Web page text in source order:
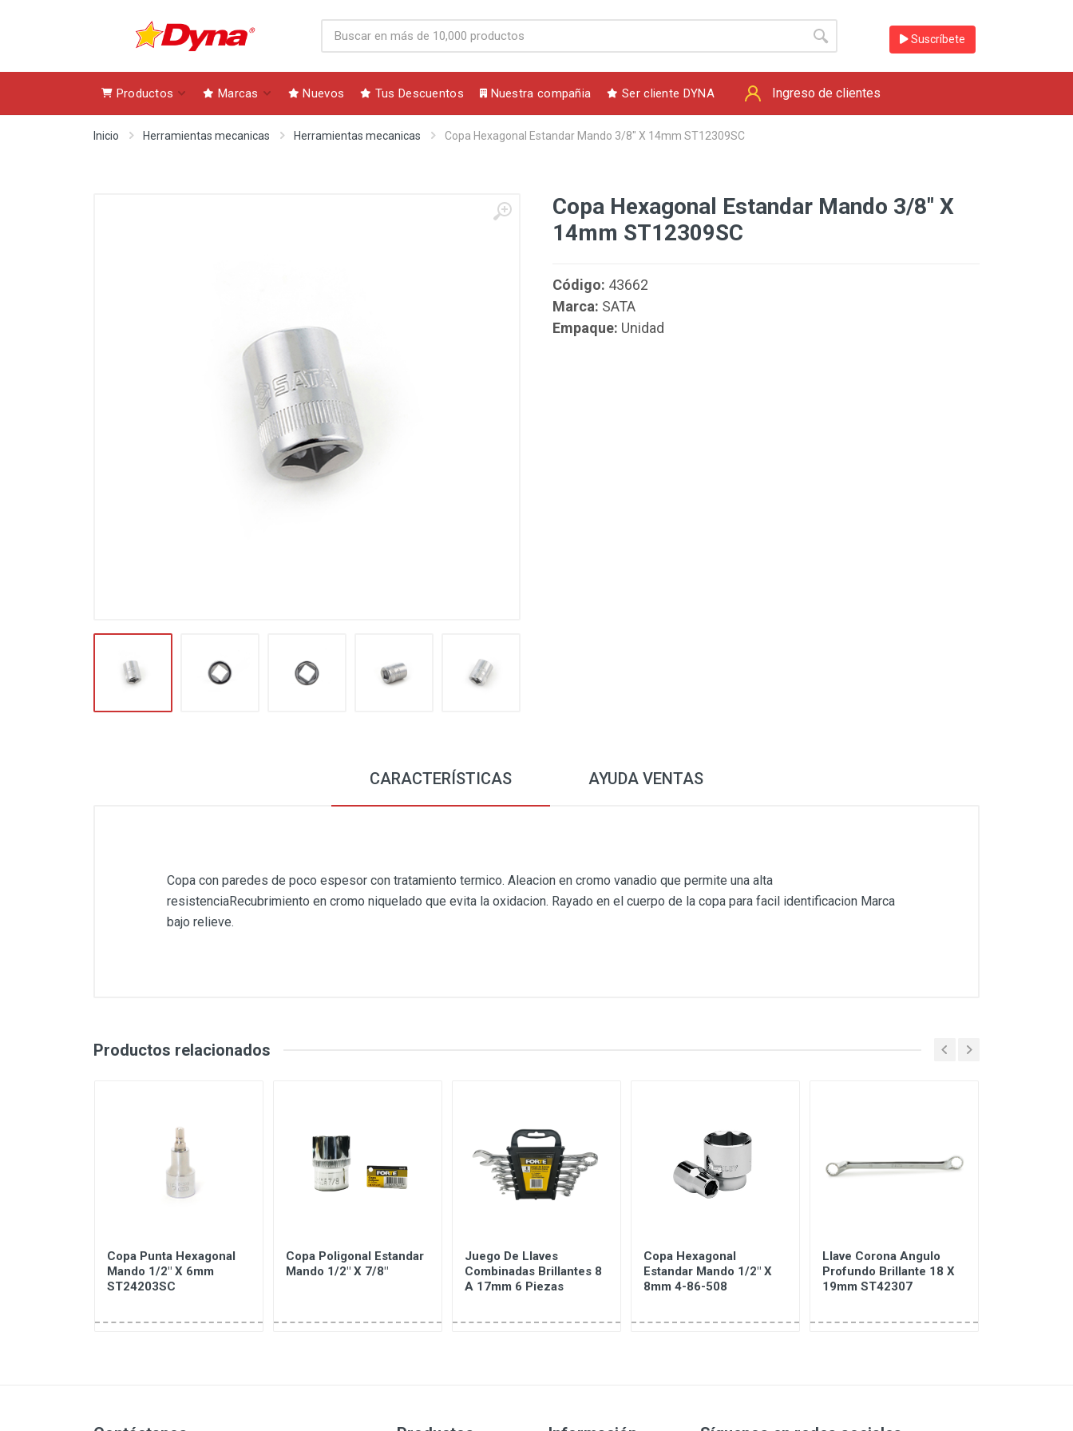
Suscríbete
Productos Marcas Nuevos Tus Descuentos Nuestra compañia Ser cliente DYNA Ingreso de clientes
Inicio Herramientas mecanicas Herramientas mecanicas Copa Hexagonal Estandar Mando 3/8" X 14mm ST12309SC
Copa Hexagonal Estandar Mando 3/8" X
14mm ST12309SC
Código: 43662
Marca: SATA
Empaque: Unidad
CARACTERÍSTICAS AYUDA VENTAS
Copa con paredes de poco espesor con tratamiento termico. Aleacion en cromo vanadio que permite una alta
resistenciaRecubrimiento en cromo niquelado que evita la oxidacion. Rayado en el cuerpo de la copa para facil identificacion Marca
bajo relieve.
Productos relacionados
Copa Punta Hexagonal
Mando 1/2" X 6mm
ST24203SC
Copa Poligonal Estandar
Mando 1/2" X 7/8"
Juego De Llaves
Combinadas Brillantes 8
A 17mm 6 Piezas
Copa Hexagonal
Estandar Mando 1/2" X
8mm 4-86-508
Llave Corona Angulo
Profundo Brillante 18 X
19mm ST42307